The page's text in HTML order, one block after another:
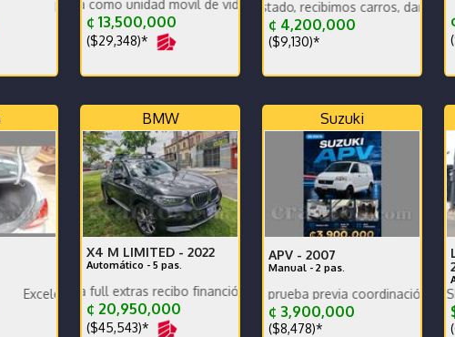
frenos bateria nuevos
como unidad movil de video
¢ 13,500,000
($29,348)*
Precio oportunidad exc estado, recibimos carros, damos garantia,
¢ 4,200,000
($9,130)*
condiciones
BMW
X4 M LIMITED - 2022
Automático - 5 pas.
full extras recibo financió mantenimiento full como nuevo
¢ 20,950,000
($45,543)*
Suzuki
APV - 2007
Manual - 2 pas.
Disponible para revisión y prueba previa coordinación.
¢ 3,900,000
($8,478)*
PRECIO EN DOLARES, VERSION